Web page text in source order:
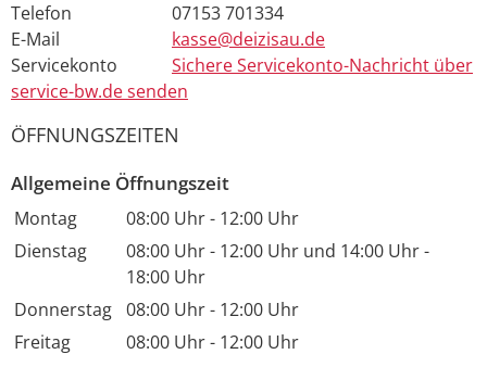
Telefon
07153 701334
E-Mail
kasse@deizisau.de
Servicekonto
Sichere Servicekonto-Nachricht über
service-bw.de senden
ÖFFNUNGSZEITEN
Allgemeine Öffnungszeit
Montag 08:00 Uhr- 12:00 Uhr
Dienstag
08:00 Uhr- 12:00 Uhr und 14:00 Uhr-
18:00 Uhr
Donnerstag 08:00 Uhr- 12:00 Uhr
Freitag
08:00 Uhr- 12:00 Uhr